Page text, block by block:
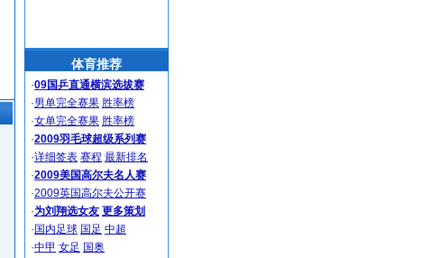
体育推荐
·09国乒直通横滨选拔赛
·男单完全赛果 胜率榜
·女单完全赛果 胜率榜
·2009羽毛球超级系列赛
·详细签表 赛程 最新排名
·2009美国高尔夫名人赛
·2009英国高尔夫公开赛
·为刘翔选女友 更多策划
· 国内足球 国足 中超
·中甲 女足 国奥